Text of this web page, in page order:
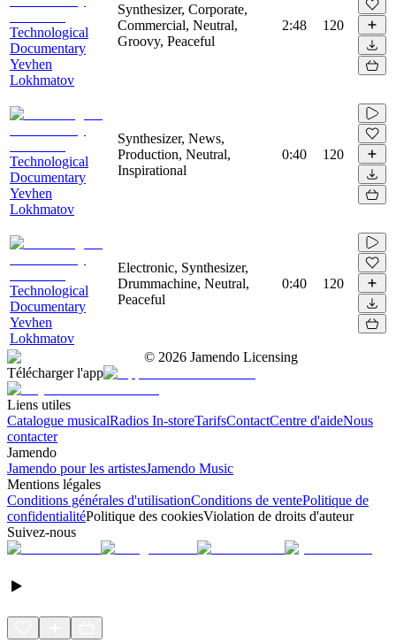
Technological
Documentary
Yevhen
Lokhmatov
Synthesizer, Corporate,
Commercial, Neutral,
Groovy, Peaceful
2:48 120
Technological
Documentary
Yevhen
Lokhmatov
Synthesizer, News,
Production, Neutral,
Inspirational
0:40 120
Technological
Documentary
Yevhen
Lokhmatov
Electronic, Synthesizer,
Drummachine, Neutral,
Peaceful
0:40 120
© 2026 Jamendo Licensing
Télécharger l'app
Liens utiles
Catalogue musicalRadios In-storeTarifsContactCentre d'aideNous
contacter
Jamendo
Jamendo pour les artistesJamendo Music
Mentions légales
Conditions générales d'utilisationConditions de ventePolitique de
confidentialitéPolitique des cookiesViolation de droits d'auteur
Suivez-nous